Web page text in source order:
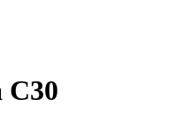
С30